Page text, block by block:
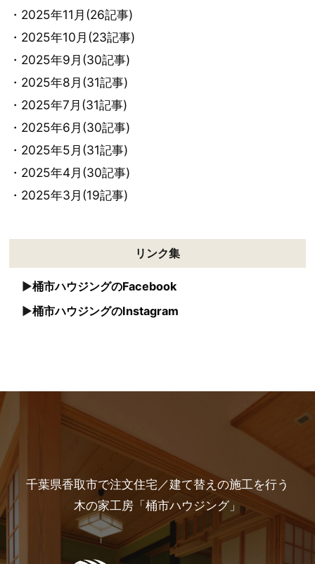
・2025年11月(26記事)
・2025年10月(23記事)
・2025年9月(30記事)
・2025年8月(31記事)
・2025年7月(31記事)
・2025年6月(30記事)
・2025年5月(31記事)
・2025年4月(30記事)
・2025年3月(19記事)
リンク集
桶市ハウジングのFacebook
桶市ハウジングのInstagram
千葉県香取市で注文住宅／建て替えの施工を行う
木の家工房「桶市ハウジング」